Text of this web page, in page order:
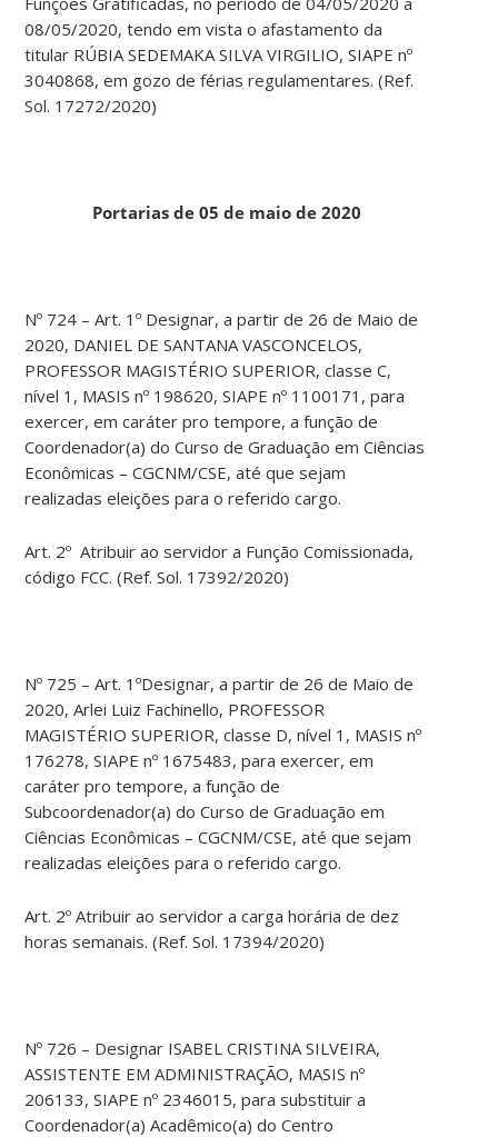
08/05/2020, tendo em vista o afastamento da
titular RÚBIA SEDEMAKA SILVA VIRGILIO, SIAPE nº
3040868, em gozo de férias regulamentares. (Ref.
Sol. 17272/2020)
Portarias de 05 de maio de 2020
Nº 724 – Art. 1º Designar, a partir de 26 de Maio de
2020, DANIEL DE SANTANA VASCONCELOS,
PROFESSOR MAGISTÉRIO SUPERIOR, classe C,
nível 1, MASIS nº 198620, SIAPE nº 1100171, para
exercer, em caráter pro tempore, a função de
Coordenador(a) do Curso de Graduação em Ciências
Econômicas – CGCNM/CSE, até que sejam
realizadas eleições para o referido cargo.
Art. 2º Atribuir ao servidor a Função Comissionada,
código FCC. (Ref. Sol. 17392/2020)
Nº 725 – Art. 1ºDesignar, a partir de 26 de Maio de
2020, Arlei Luiz Fachinello, PROFESSOR
MAGISTÉRIO SUPERIOR, classe D, nível 1, MASIS nº
176278, SIAPE nº 1675483, para exercer, em
caráter pro tempore, a função de
Subcoordenador(a) do Curso de Graduação em
Ciências Econômicas – CGCNM/CSE, até que sejam
realizadas eleições para o referido cargo.
Art. 2º Atribuir ao servidor a carga horária de dez
horas semanais. (Ref. Sol. 17394/2020)
Nº 726 – Designar ISABEL CRISTINA SILVEIRA,
ASSISTENTE EM ADMINISTRAÇÃO, MASIS nº
206133, SIAPE nº 2346015, para substituir a
Coordenador(a) Acadêmico(a) do Centro